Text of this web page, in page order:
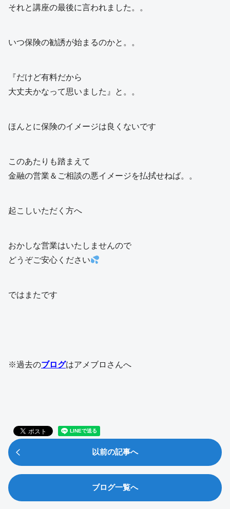
それと講座の最後に言われました。。
いつ保険の勧誘が始まるのかと。。
『だけど有料だから
大丈夫かなって思いました』と。。
ほんとに保険のイメージは良くないです
このあたりも踏まえて
金融の営業＆ご相談の悪イメージを払拭せねば。。
起こしいただく方へ
おかしな営業はいたしませんので
どうぞご安心ください
ではまたです
※過去のブログはアメブロさんへ
以前の記事へ
ブログ一覧へ